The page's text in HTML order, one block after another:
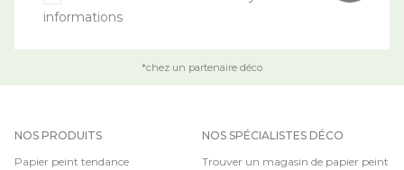
informations
*chez un partenaire déco
NOS PRODUITS
Papier peint tendance
NOS SPÉCIALISTES DÉCO
Trouver un magasin de papier peint